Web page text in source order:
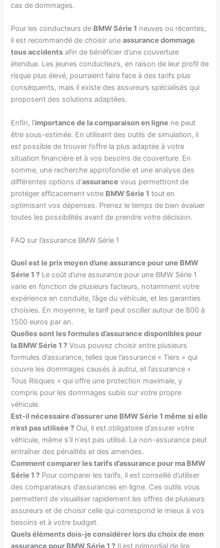
cas de dommages.
Pour les conducteurs de BMW Série 1 neuves ou récentes,
il est recommandé de choisir uneassurance dommage
tous accidents afin de bénéficier d’une couverture
étendue. Les jeunes conducteurs, en raison de leur profil de
risque plus élevé, pourraient faire face à des tarifs plus
conséquents, mais il existe des assureurs spécialisés qui
proposent des solutions adaptées.
Enfin, l’importance de la comparaison en ligne ne peut
être sous-estimée. En utilisant des outils de simulation, il
est possible de trouver l’offre la plus adaptée à votre
situation financière et à vos besoins de couverture. En
somme, une recherche approfondie et une analyse des
différentes options d’assurance vous permettront de
protéger efficacement votre BMW Série 1 tout en
optimisant vos dépenses. Prenez le temps de bien évaluer
toutes les possibilités avant de prendre votre décision.
FAQ sur l’assurance BMW Série 1
Quel est le prix moyen d’une assurance pour une BMW
Série 1 ? Le coût d’une assurance pour une BMW Série 1
varie en fonction de plusieurs facteurs, notamment votre
expérience en conduite, l’âge du véhicule, et les garanties
choisies. En moyenne, le tarif peut osciller autour de 800 à
1500 euros par an.
Quelles sont les formules d’assurance disponibles pour
la BMW Série 1 ? Vous pouvez choisir entre plusieurs
formules d’assurance, telles que l’assurance « Tiers » qui
couvre les dommages causés à autrui, et l’assurance «
Tous Risques » qui offre une protection maximale, y
compris pour les dommages subis sur votre propre
véhicule.
Est-il nécessaire d’assurer une BMW Série 1 même si elle
n’est pas utilisée ? Oui, il est obligatoire d’assurer votre
véhicule, même s’il n’est pas utilisé. La non-assurance peut
entraîner des pénalités et des amendes.
Comment comparer les tarifs d’assurance pour ma BMW
Série 1 ? Pour comparer les tarifs, il est conseillé d’utiliser
des comparateurs d’assurances en ligne. Ces outils vous
permettent de visualiser rapidement les offres de plusieurs
assureurs et de choisir celle qui correspond le mieux à vos
besoins et à votre budget.
Quels éléments dois-je considérer lors du choix de mon
assurance pour BMW Série 1 ? Il est primordial de lire